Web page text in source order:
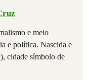
e meio
e política. Nascida e
cidade símbolo de